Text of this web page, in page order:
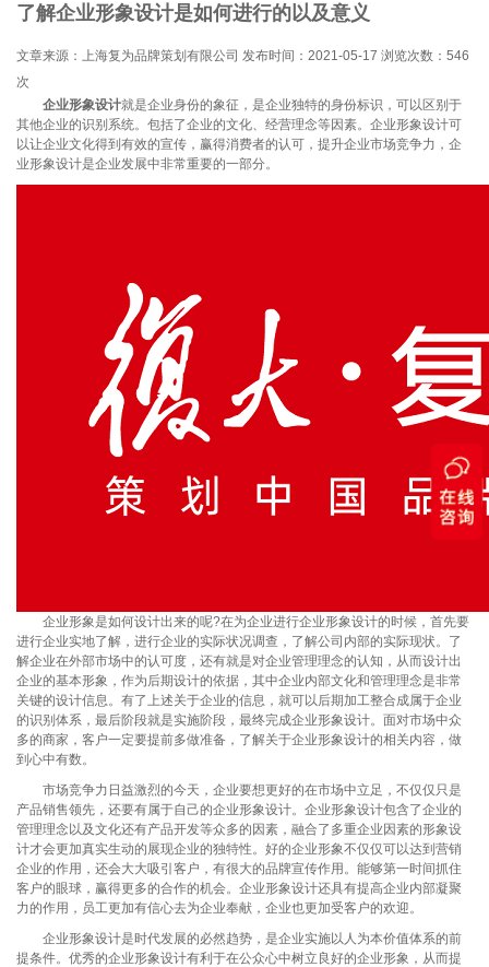
了解企业形象设计是如何进行的以及意义
文章来源：上海复为品牌策划有限公司 发布时间：2021-05-17 浏览次数： 546
次
企业形象设计就是企业身份的象征，是企业独特的身份标识，可以区别于
其他企业的识别系统。包括了企业的文化、经营理念等因素。企业形象设计可
以让企业文化得到有效的宣传，赢得消费者的认可，提升企业市场竞争力，企
业形象设计是企业发展中非常重要的一部分。
企业形象是如何设计出来的呢?在为企业进行企业形象设计的时候，首先要
进行企业实地了解，进行企业的实际状况调查，了解公司内部的实际现状。了
解企业在外部市场中的认可度，还有就是对企业管理理念的认知，从而设计出
企业的基本形象，作为后期设计的依据，其中企业内部文化和管理理念是非常
关键的设计信息。有了上述关于企业的信息，就可以后期加工整合成属于企业
的识别体系，最后阶段就是实施阶段，最终完成企业形象设计。面对市场中众
多的商家，客户一定要提前多做准备，了解关于企业形象设计的相关内容，做
到心中有数。
市场竞争力日益激烈的今天，企业要想更好的在市场中立足，不仅仅只是
产品销售领先，还要有属于自己的企业形象设计。企业形象设计包含了企业的
管理理念以及文化还有产品开发等众多的因素，融合了多重企业因素的形象设
计才会更加真实生动的展现企业的独特性。好的企业形象不仅仅可以达到营销
企业的作用，还会大大吸引客户，有很大的品牌宣传作用。能够第一时间抓住
客户的眼球，赢得更多的合作的机会。企业形象设计还具有提高企业内部凝聚
力的作用，员工更加有信心去为企业奉献，企业也更加受客户的欢迎。
企业形象设计是时代发展的必然趋势，是企业实施以人为本价值体系的前
提条件。优秀的企业形象设计有利于在公众心中树立良好的企业形象，从而提